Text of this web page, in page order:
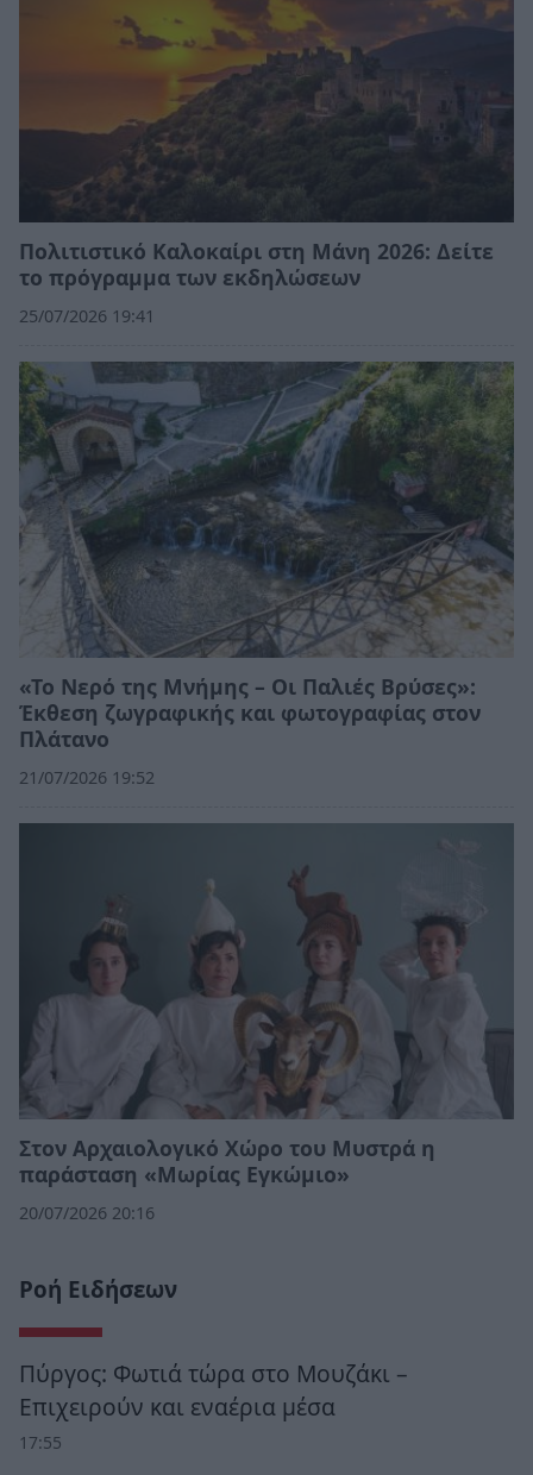
Πολιτιστικό Καλοκαίρι στη Μάνη 2026: Δείτε
το πρόγραμμα των εκδηλώσεων
25/07/2026 19:41
«Το Νερό της Μνήμης – Οι Παλιές Βρύσες»:
Έκθεση ζωγραφικής και φωτογραφίας στον
Πλάτανο
21/07/2026 19:52
Στον Αρχαιολογικό Χώρο του Μυστρά η
παράσταση «Μωρίας Εγκώμιο»
20/07/2026 20:16
Ροή Ειδήσεων
Πύργος: Φωτιά τώρα στο Μουζάκι –
Επιχειρούν και εναέρια μέσα
17:55